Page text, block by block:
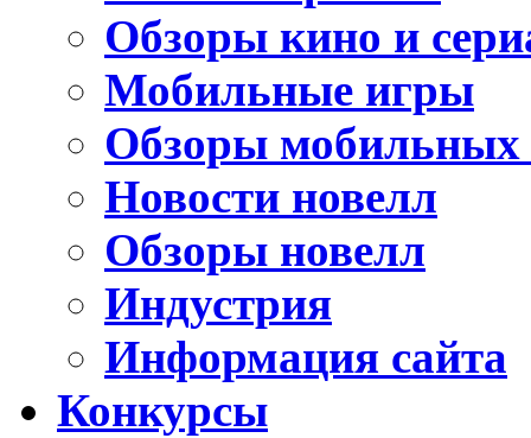
Обзоры кино и
Мобильные игры
Обзоры мобильных
Новости новелл
Обзоры новелл
Индустрия
Информация сайта
Конкурсы